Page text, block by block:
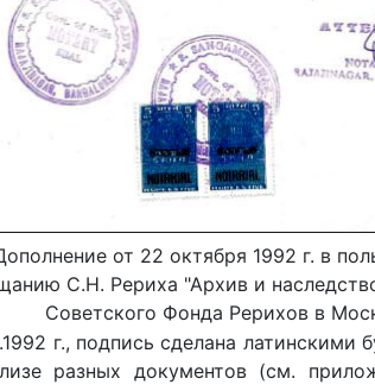
от 22 октября 1992 г. в
С.Н. Рериха "Архив и
Советского Фонда Рерихов в
г., подпись сделана
разных документов (см.